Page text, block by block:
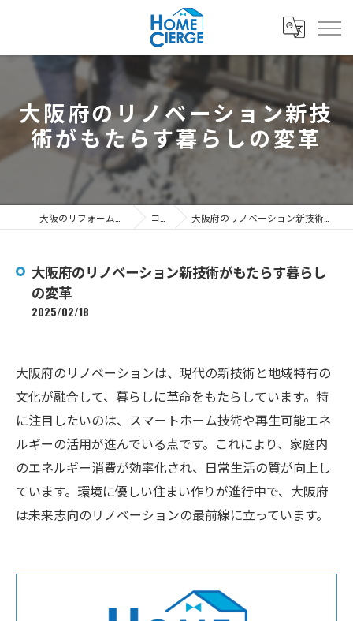
大阪府のリノベーション新技
術がもたらす暮らしの変革
コラム 大阪府のリノベーション新技術がもたらす暮らしの変革
大阪府のリノベーション新技術がもたらす暮らし
の変革
2025/02/18
大阪府のリノベーションは、現代の新技術と地域特有の
文化が融合して、暮らしに革命をもたらしています。特
に注目したいのは、スマートホーム技術や再生可能エネ
ルギーの活用が進んでいる点です。これにより、家庭内
のエネルギー消費が効率化され、日常生活の質が向上し
ています。環境に優しい住まい作りが進行中で、大阪府
は未来志向のリノベーションの最前線に立っています。